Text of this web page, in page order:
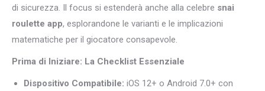
di sicurezza. Il focus si estenderà anche alla celebre snai
roulette app, esplorandone le varianti e le implicazioni
matematiche per il giocatore consapevole.
Prima di Iniziare: La Checklist Essenziale
Dispositivo Compatibile: iOS 12+ o Android 7.0+ con